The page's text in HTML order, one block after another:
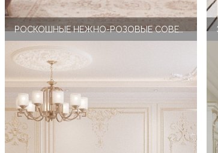
РОСКОШНЫЕ НЕЖНО-РОЗОВЫЕ СОВЕТЫ ДЛЯ СПАЛЬНИ